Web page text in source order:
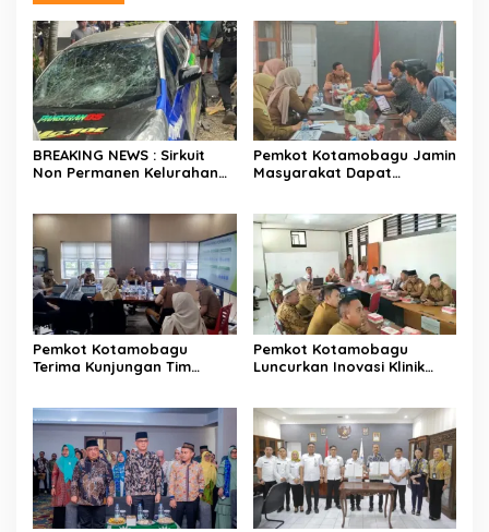
BREAKING NEWS : Sirkuit
Non Permanen Kelurahan
Tabrak Penonton
Pemkot Kotamobagu Jamin
Masyarakat Dapat
Pemkot Kotamobagu
Terima Kunjungan Tim
Pemkot Kotamobagu
Luncurkan Inovasi Klinik